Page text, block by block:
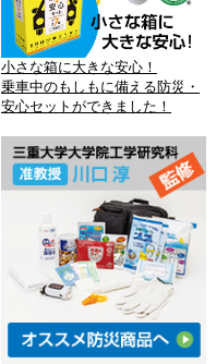
小さな箱に大きな安心！
乗車中のもしもに備える防災・
安心セットができました！